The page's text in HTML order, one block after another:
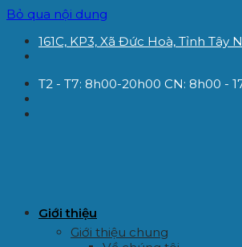
Bỏ qua nội dung
161C, KP3, Xã Đức Hoà, Tỉnh Tây
T2 - T7: 8h00-20h00 CN: 8h00 -
Giới thiệu
Giới thiệu chung